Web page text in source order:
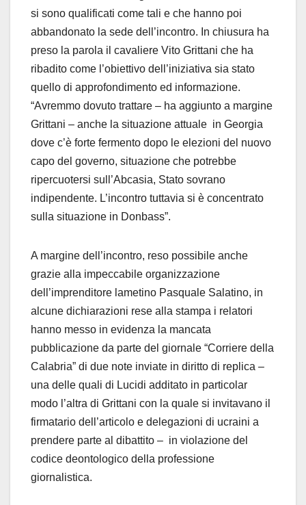
si sono qualificati come tali e che hanno poi
abbandonato la sede dell’incontro. In chiusura ha
preso la parola il cavaliere Vito Grittani che ha
ribadito come l’obiettivo dell’iniziativa sia stato
quello di approfondimento ed informazione.
“Avremmo dovuto trattare – ha aggiunto a margine
Grittani – anche la situazione attuale in Georgia
dove c’è forte fermento dopo le elezioni del nuovo
capo del governo, situazione che potrebbe
ripercuotersi sull’Abcasia, Stato sovrano
indipendente. L’incontro tuttavia si è concentrato
sulla situazione in Donbass”.
A margine dell’incontro, reso possibile anche
grazie alla impeccabile organizzazione
dell’imprenditore lametino Pasquale Salatino, in
alcune dichiarazioni rese alla stampa i relatori
hanno messo in evidenza la mancata
pubblicazione da parte del giornale “Corriere della
Calabria” di due note inviate in diritto di replica –
una delle quali di Lucidi additato in particolar
modo l’altra di Grittani con la quale si invitavano il
firmatario dell’articolo e delegazioni di ucraini a
prendere parte al dibattito – in violazione del
codice deontologico della professione
giornalistica.